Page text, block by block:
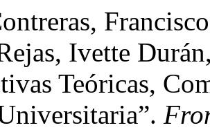
Ivette
Teóricas,